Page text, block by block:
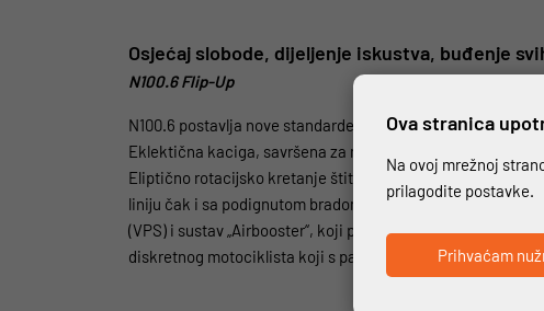
Osjećaj slobode, dijeljenje iskustva, buđenje
N100.6 Flip-Up
N100.6 postavlja nove standarde u segmentu
Eklektična kaciga, savršena za moto turizam, a ujedno i
Eliptično rotacijsko kretanje štitnika za bradu omogućuje
liniju čak i sa podignutom bradom. Sustav otvaranja Dual
(VPS) i sustav „Airbooster“, koji pojačava protok zraka.
diskretnog motociklista koji s pažnjom bira svaki detalj
Ova stranica
Na ovoj mrežnoj
prilagodite postavke.
Prihvaćam